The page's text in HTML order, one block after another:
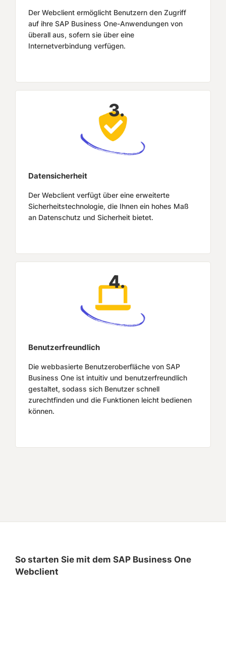
Der Webclient ermöglicht Benutzern den Zugriff
auf ihre SAP Business One-Anwendungen von
überall aus, sofern sie über eine
Internetverbindung verfügen.
3.
Datensicherheit
Der Webclient verfügt über eine erweiterte
Sicherheitstechnologie, die Ihnen ein hohes Maß
an Datenschutz und Sicherheit bietet.
4.
Benutzerfreundlich
Die webbasierte Benutzeroberfläche von SAP
Business One ist intuitiv und benutzerfreundlich
gestaltet, sodass sich Benutzer schnell
zurechtfinden und die Funktionen leicht bedienen
können.
So starten Sie mit dem SAP Business One
Webclient